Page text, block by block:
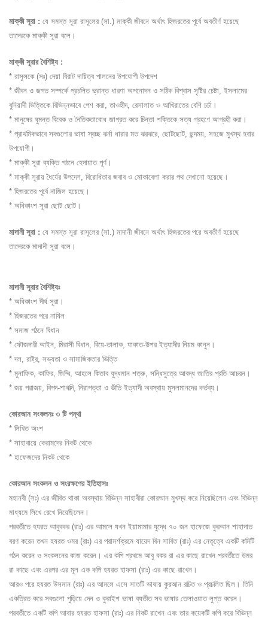
মাক্কী সূরা : যে সমস্ত সূরা রাসূলের (সা.) মাক্কী জীবনে অর্থাৎ হিজরতের পূর্বে অবতীর্ণ হয়েছে
তাদেরকে মাক্কী সূরা বলে।
মাক্কী সূরার বৈশিষ্ট্য :
* রাসুলকে (সঃ) দেয়া বিরাট দায়িত্ব পালনের উপযোগী উপদেশ
* জীবন ও জগত সম্পর্কে প্রচলিত ভ্রান্ত ধারণা অপনোদন ও সঠিক বিশ্বাস সৃষ্টির চেষ্টা, ইসলামের
বুনিয়াদী ভিত্তিকে বিভিন্নভাবে পেশ করা, তাওহীদ, রেসালাত ও আখিরাতের বেশি চর্চা।
* মানুষের ঘুমন্ত বিবেক ও নৈতিকতাবোধ জাগ্রত করে চিন্তা শক্তিকে সত্য গ্রহণে আগ্রহী করা।
* প্রাথমিকভাবে সবগুলোর ভাষা স্বচ্ছ ঝর্না ধারার মত ঝরঝরে, ছোটছোট, ছন্দময়, সহজে মুখস্থ হবার
উপযোগী।
* মাক্কী সূরা ব্যক্তি গঠনে হেদায়াত পূর্ণ।
* মাক্কী সূরায় ধৈর্যের উপদেশ, বিরোধিতার জবাব ও মোকাবেলা করার পথ দেখানো হয়েছে।
* হিজরতের পূর্বে নাজিল হয়েছে।
* অধিকাংশ সূরা ছোট ছোট।
মাদানী সূরা : যে সমস্ত সূরা রাসূলের (সা.) মাদানী জীবনে অর্থাৎ হিজরতের পরে অবতীর্ণ হয়েছে
তাদেরকে মাদানী সূরা বলে।
মাদানী সূরার বৈশিষ্ট্যঃ
* অধিকাংশ দীর্ঘ সূরা।
* হিজরতের পরে নাযিল
* সমাজ গঠনে বিধান
* ফৌজদারী আইন, মিরাসী বিধান, বিয়ে-তালাক, যাকাত-উশর ইত্যাদীর নিয়ম কানুন।
* দল, রাষ্ট্র, সভ্যতা ও সামাজিকতার ভিত্তি
* মুনাফিক, কাফির, জিম্মি, আহলে কিতাব যুদ্ধমান শত্রু, সন্ধিসুত্রে আবদ্ধ জাতির প্রতি আচরন।
* জয় পরাজয়, বিপদ-শানত্দি, নিরাপত্তা ও ভীতি ইত্যাদী অবস্থায় মুসলমানদের কর্তব্য।
কোরআন সংকলনঃ ৩ টি পন্থা
* লিখিত অংশ
* সাহাবায়ে কেরামদের নিকট থেকে
* হাফেজদের নিকট থেকে
কোরআন সংকলন ও সংরক্ষণের ইতিহাসঃ
মহানবী (সঃ) এর জীবিত থাকা অবস্থায় বিভিন্ন সাহাবীরা কোরআন মুখস্থ করে নিয়েছিলেন এবং বিভিন্ন
মাধ্যমে লিখে রেখে নিয়েছিলেন।
পরবর্তীতে হযরত আবুবকর (রাঃ) এর আমলে যখন ইয়ামামার যুদ্ধে ৭০ জন হাফেজে কুরআন শাহাদাত
বরণ করেন তখন হযরত ওমর (রাঃ) এর পরামর্শক্রমে যায়েদ বিন সাবিত (রাঃ) এর নেতৃত্বে একটি কমিটি
গঠন করেন ও সংকলনের কাজ করেন। এর কপি প্রথমে আবু বকর রা এর কাছে রাখেন পরবর্তীতে উমর
রা কাছে এবং এরপর এর মূল এক কপি হযরত হাফসা (রাঃ) এর কাছে রাখেন।
আরও পরে হযরত উসমান (রাঃ) এর আমলে এসে সাতটি ভাষায় কুরআন রচিত ও প্রচলিত ছিল। তিনি
একত্রিত করে সবগুলো পুড়িয়ে দেন ও কুরাইশ ভাষা ব্যতীত সব ভাষার তেলাওয়াত লুপ্ত করেন।
পরবর্তীতে একটি কপি আবার হযরত হাফসা (রাঃ) এর নিকট রাখেন এবং তার কয়েকটি কপি করে বিভিন্ন